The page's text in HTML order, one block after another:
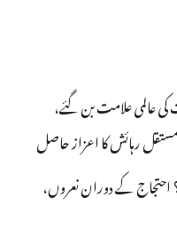
عالمی علامت بن گئے،
مستقل رہائش کا اعزاز حاصل
کے دوران نعروں،